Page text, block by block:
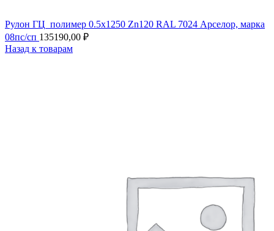
Рулон ГЦ_полимер 0.5х1250 Zn120 RAL 7024 Арселор, марка
08пс/сп 135190,00 ₽
Назад к товарам